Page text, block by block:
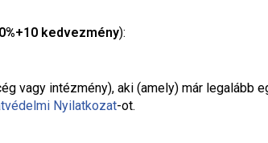
kedvezmény):
vagy intézmény), aki (amely) már legalább
Nyilatkozat-ot.